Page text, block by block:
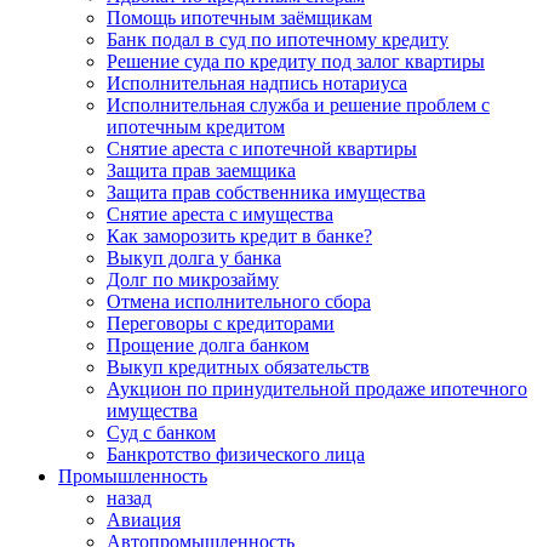
Помощь ипотечным заёмщикам
Банк подал в суд по ипотечному кредиту
Решение суда по кредиту под залог квартиры
Исполнительная надпись нотариуса
Исполнительная служба и решение проблем с
ипотечным кредитом
Снятие ареста с ипотечной квартиры
Защита прав заемщика
Защита прав собственника имущества
Снятие ареста с имущества
Как заморозить кредит в банке?
Выкуп долга у банка
Долг по микрозайму
Отмена исполнительного сбора
Переговоры с кредиторами
Прощение долга банком
Выкуп кредитных обязательств
Аукцион по принудительной продаже ипотечного
имущества
Суд с банком
Банкротство физического лица
Промышленность
назад
Авиация
Автопромышленность